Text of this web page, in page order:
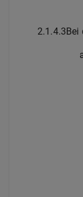
2.1.4.3Bei